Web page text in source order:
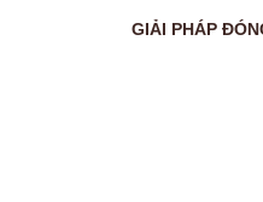
GIẢI PHÁP